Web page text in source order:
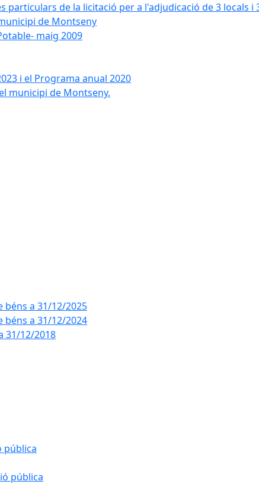
particulars de la licitació per a l'adjudicació de 3 locals i
de Montseny
maig 2009
i el Programa anual 2020
municipi de Montseny.
a 31/12/2025
a 31/12/2024
31/12/2018
pública
pública